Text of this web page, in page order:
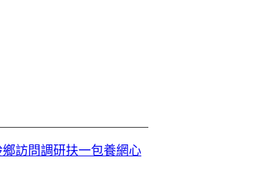
訪問調研扶一包養網心